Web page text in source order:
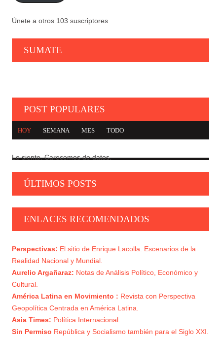
Únete a otros 103 suscriptores
SUMATE
POST POPULARES
HOY SEMANA MES TODO
Lo siento. Carecemos de datos.
CARTA DE TROTSKY A LAS IZQUIERDAS SEUDO
2
NI HISPANISMO, NI INDIGENISMO
3
ÚLTIMOS POSTS
ENLACES RECOMENDADOS
Perspectivas: El sitio de Enrique Lacolla. Escenarios de la
Realidad Nacional y Mundial.
Aurelio Argañaraz: Notas de Análisis Político, Económico y
Cultural.
América Latina en Movimiento : Revista con Perspectiva
Geopolítica Centrada en América Latina.
Asia Times: Política Internacional.
Sin Permiso República y Socialismo también para el Siglo XXI.